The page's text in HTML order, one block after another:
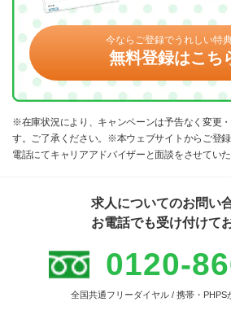
今ならご登録でうれしい特典
無料登録はこち
※在庫状況により、キャンペーンは予告なく変更
す。ご了承ください。※本ウェブサイトからご登
電話にてキャリアアドバイザーと面談をさせてい
求人についてのお問い
お電話でも受け付けて
0120-
全国共通フリーダイヤル / 携帯・PHPS